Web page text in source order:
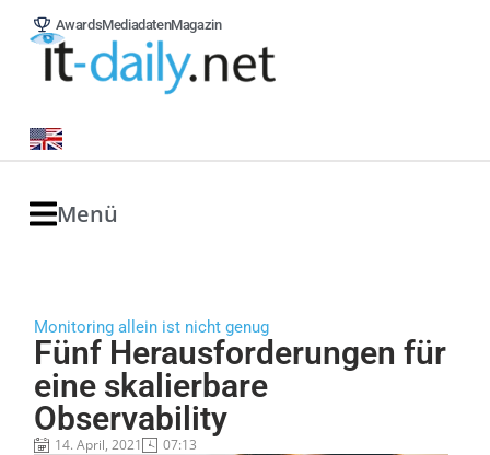
AwardsMediadatenMagazin
Menü
Monitoring allein ist nicht genug
Fünf Herausforderungen für
eine skalierbare
Observability
14. April, 2021 07:13